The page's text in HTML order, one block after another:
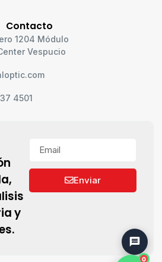
Contacto
1204 Módulo
Vespucio
4501
y
Enviar
0